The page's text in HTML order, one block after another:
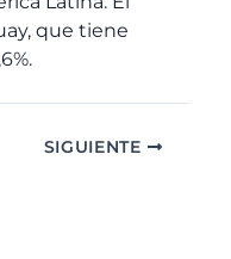
que tiene
SIGUIENTE